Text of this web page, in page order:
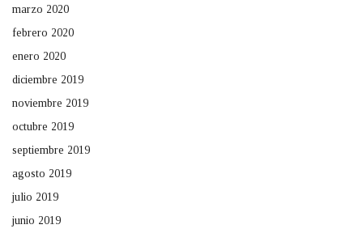
marzo 2020
febrero 2020
enero 2020
diciembre 2019
noviembre 2019
octubre 2019
septiembre 2019
agosto 2019
julio 2019
junio 2019